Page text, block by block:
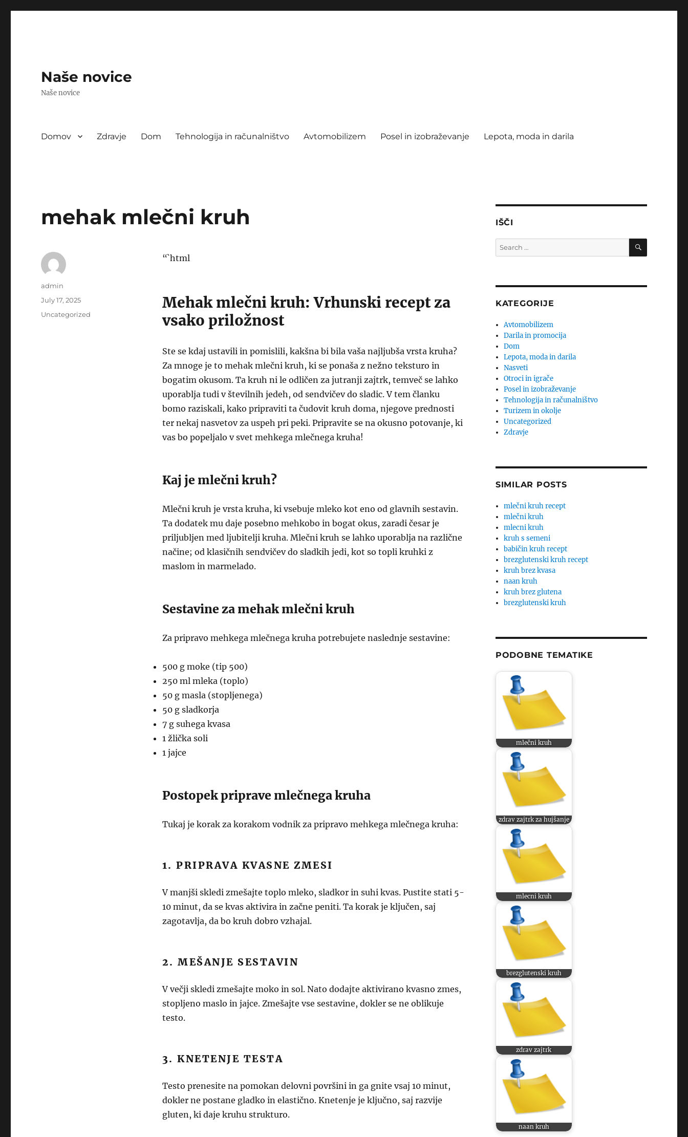
Naše novice
Naše novice
Domov Zdravje Dom Tehnologija in računalništvo Avtomobilizem Posel in izobraževanje Lepota, moda in darila
mehak mlečni kruh
“`html
Mehak mlečni kruh: Vrhunski recept za
vsako priložnost
Ste se kdaj ustavili in pomislili, kakšna bi bila vaša najljubša vrsta kruha?
Za mnoge je to mehak mlečni kruh, ki se ponaša z nežno teksturo in
bogatim okusom. Ta kruh ni le odličen za jutranji zajtrk, temveč se lahko
uporablja tudi v številnih jedeh, od sendvičev do sladic. V tem članku
bomo raziskali, kako pripraviti ta čudovit kruh doma, njegove prednosti
ter nekaj nasvetov za uspeh pri peki. Pripravite se na okusno potovanje, ki
vas bo popeljalo v svet mehkega mlečnega kruha!
Kaj je mlečni kruh?
Mlečni kruh je vrsta kruha, ki vsebuje mleko kot eno od glavnih sestavin.
Ta dodatek mu daje posebno mehkobo in bogat okus, zaradi česar je
priljubljen med ljubitelji kruha. Mlečni kruh se lahko uporablja na različne
načine; od klasičnih sendvičev do sladkih jedi, kot so topli kruhki z
maslom in marmelado.
Sestavine za mehak mlečni kruh
Za pripravo mehkega mlečnega kruha potrebujete naslednje sestavine:
500 g moke (tip 500)
250 ml mleka (toplo)
50 g masla (stopljenega)
50 g sladkorja
7 g suhega kvasa
1 žlička soli
1 jajce
Postopek priprave mlečnega kruha
Tukaj je korak za korakom vodnik za pripravo mehkega mlečnega kruha:
1. PRIPRAVA KVASNE ZMESI
V manjši skledi zmešajte toplo mleko, sladkor in suhi kvas. Pustite stati 5-
10 minut, da se kvas aktivira in začne peniti. Ta korak je ključen, saj
zagotavlja, da bo kruh dobro vzhajal.
2. MEŠANJE SESTAVIN
V večji skledi zmešajte moko in sol. Nato dodajte aktivirano kvasno zmes,
stopljeno maslo in jajce. Zmešajte vse sestavine, dokler se ne oblikuje
testo.
3. KNETENJE TESTA
Testo prenesite na pomokan delovni površini in ga gnite vsaj 10 minut,
dokler ne postane gladko in elastično. Knetenje je ključno, saj razvije
gluten, ki daje kruhu strukturo.
Author
admin
Posted
July 17, 2025
Categories
Uncategorized
IŠČI
Search
for:
SEARCH
KATEGORIJE
Avtomobilizem
Darila in promocija
Dom
Lepota, moda in darila
Nasveti
Otroci in igrače
Posel in izobraževanje
Tehnologija in računalništvo
Turizem in okolje
Uncategorized
Zdravje
SIMILAR POSTS
mlečni kruh recept
mlečni kruh
mlecni kruh
kruh s semeni
babičin kruh recept
brezglutenski kruh recept
kruh brez kvasa
naan kruh
kruh brez glutena
brezglutenski kruh
PODOBNE TEMATIKE
mlečni kruh
zdrav zajtrk za hujšanje
mlecni kruh
brezglutenski kruh
zdrav zajtrk
naan kruh